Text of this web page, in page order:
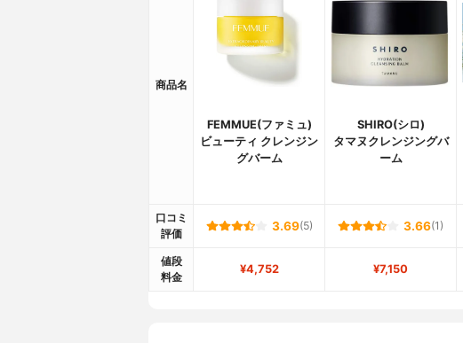
商品名
FEMMUE(ファミュ)
ビューティ クレンジン
グバーム
SHIRO(シロ)
タマヌクレンジングバ
ーム
口コミ
評価
3.69(5) 3.66(1)
値段
料金
¥4,752 ¥7,150